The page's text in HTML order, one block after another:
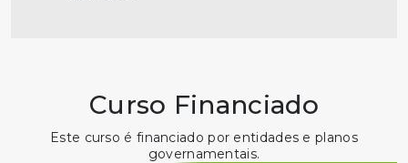
Curso Financiado
Este curso é financiado por entidades e planos
governamentais.